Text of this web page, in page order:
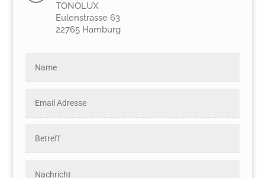
TONOLUX
Eulenstrasse 63
22765 Hamburg